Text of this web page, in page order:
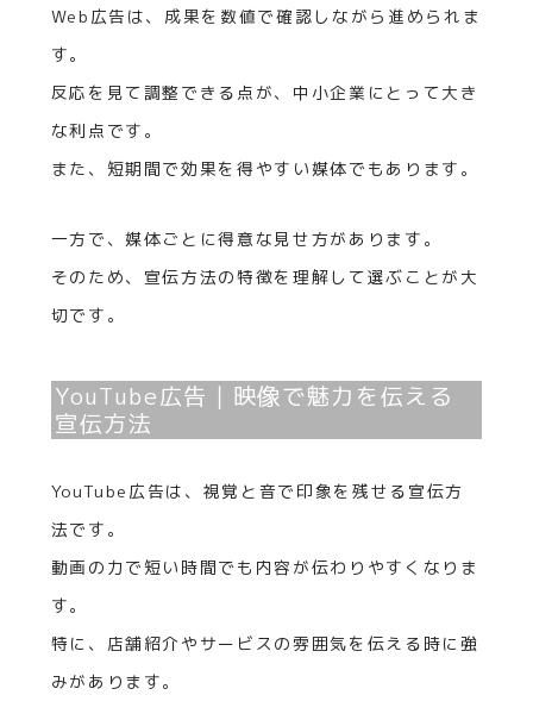
Web広告は、成果を数値で確認しながら進められま
す。
反応を見て調整できる点が、中小企業にとって大き
な利点です。
また、短期間で効果を得やすい媒体でもあります。
一方で、媒体ごとに得意な見せ方があります。
そのため、宣伝方法の特徴を理解して選ぶことが大
切です。
YouTube広告｜映像で魅力を伝える
宣伝方法
YouTube広告は、視覚と音で印象を残せる宣伝方
法です。
動画の力で短い時間でも内容が伝わりやすくなりま
す。
特に、店舗紹介やサービスの雰囲気を伝える時に強
みがあります。